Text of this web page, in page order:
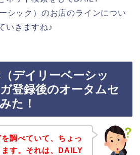
シック）のお店のラインについ
いきますね♪
デイリーベーシッ
登録後のオータムセ
た！
調べていて、ちょっ
す。それは、DAILY